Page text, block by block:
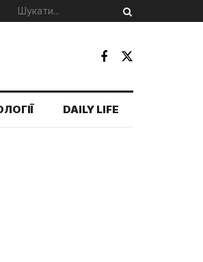
DAILY LIFE